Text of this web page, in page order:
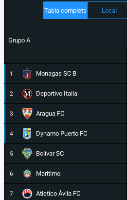
Tabla completa Local
Grupo A
1 Monagas SC B
2 Deportivo Italia
3 Aragua FC
4 Dynamo Puerto FC
5 Bolívar SC
6 Maritimo
7 Atletico Ávila FC